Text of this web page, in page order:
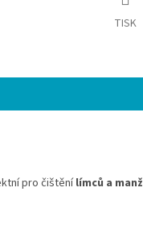
TISK
pro čištěnílímců a